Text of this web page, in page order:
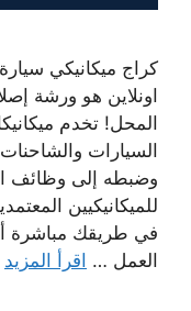
كراج ميكانيكي
اونلاين هو ورشة
المحل! تخدم
السيارات
وضبطه إلى وظائف
للميكانيكيين
في طريقك مباشرة
العمل … اقرأ المزيد